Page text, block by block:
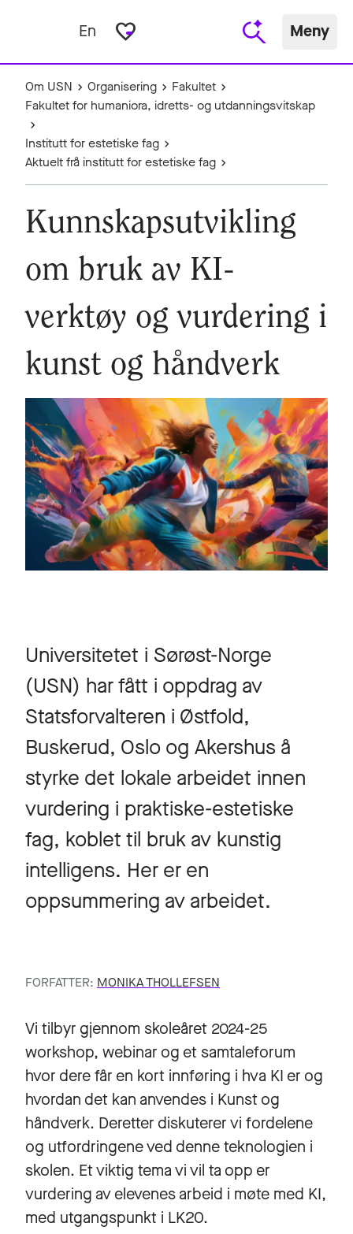
En favorite_border Meny
Om USN Organisering
Fakultet
Fakultet for humaniora, idretts- og utdanningsvitskap
Institutt for estetiske fag
Aktuelt frå institutt for estetiske fag
Kunnskapsutvikling
om bruk av KI-
verktøy og vurdering i
kunst og håndverk
Universitetet i Sørøst-Norge
(USN) har fått i oppdrag av
Statsforvalteren i Østfold,
Buskerud, Oslo og Akershus å
styrke det lokale arbeidet innen
vurdering i praktiske-estetiske
fag, koblet til bruk av kunstig
intelligens. Her er en
oppsummering av arbeidet.
FORFATTER: MONIKA THOLLEFSEN
Vi tilbyr gjennom skoleåret 2024-25
workshop, webinar og et samtaleforum
hvor dere får en kort innføring i hva KI er og
hvordan det kan anvendes i Kunst og
håndverk. Deretter diskuterer vi fordelene
og utfordringene ved denne teknologien i
skolen. Et viktig tema vi vil ta opp er
vurdering av elevenes arbeid i møte med KI,
med utgangspunkt i LK20.